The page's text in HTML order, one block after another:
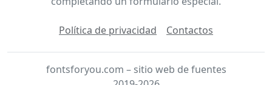
Política de privacidad Contactos
fontsforyou.com – sitio web de fuentes